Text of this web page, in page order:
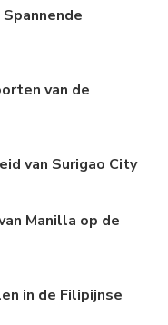
van de
van Surigao City
Manilla op de
in de Filipijnse